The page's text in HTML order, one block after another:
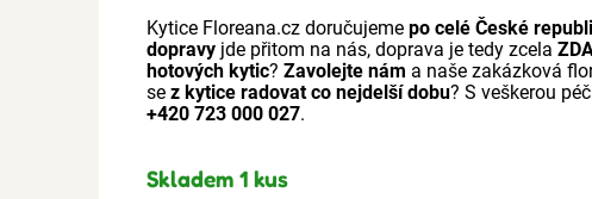
Kytice Floreana.cz doručujemepo celé České
dopravy jde přitom na nás, doprava je tedy zcela
hotových kytic?Zavolejte nám a naše zakázková
sez kytice radovat co nejdelší dobu? S veškerou
+420 723 000 027.
Skladem 1 kus